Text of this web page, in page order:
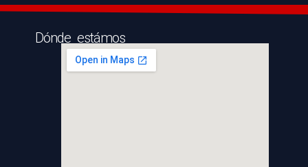
Dónde estámos